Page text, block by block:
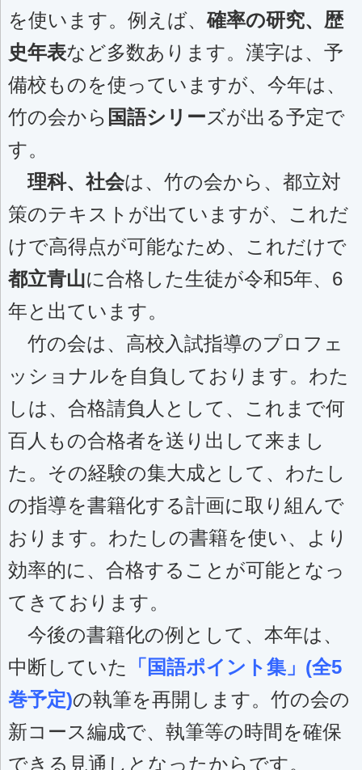
を使います。例えば、確率の研究、歴
史年表など多数あります。漢字は、予
備校ものを使っていますが、今年は、
竹の会から 国語シリーズが出る予定で
す。
理科、社会は、竹の会から、都立対
策のテキストが出ていますが、これだ
けで高得点が可能なため、これだけで
都立青山に合格した生徒が令和5年、6
年と出ています。
竹の会は、高校入試指導のプロフェ
ッショナルを自負しております。わた
しは、合格請負人として、これまで何
百人もの合格者を送り出して来まし
た。その経験の集大成として、わたし
の指導を書籍化する計画に取り組んで
おります。わたしの書籍を使い、より
効率的に、合格することが可能となっ
てきております。
今後の書籍化の例として、本年は、
中断していた
「国語ポイント集」(全5
巻予定)の執筆を再開します。竹の会の
新コース編成で、執筆等の時間を確保
できる見通しとなったからです。